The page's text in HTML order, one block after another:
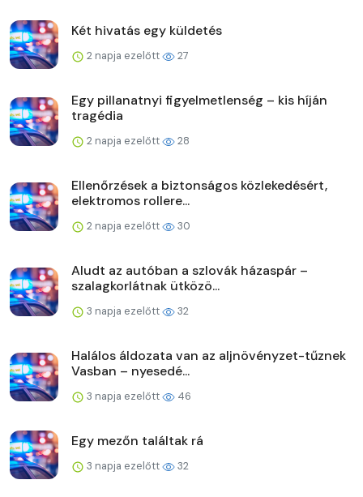
Két hivatás egy küldetés
2 napja ezelőtt 27
Egy pillanatnyi figyelmetlenség – kis híján
tragédia
2 napja ezelőtt 28
Ellenőrzések a biztonságos közlekedésért,
elektromos rollere...
2 napja ezelőtt 30
Aludt az autóban a szlovák házaspár –
szalagkorlátnak ütközö...
3 napja ezelőtt 32
Halálos áldozata van az aljnövényzet-tűznek
Vasban – nyesedé...
3 napja ezelőtt 46
Egy mezőn találtak rá
3 napja ezelőtt 32